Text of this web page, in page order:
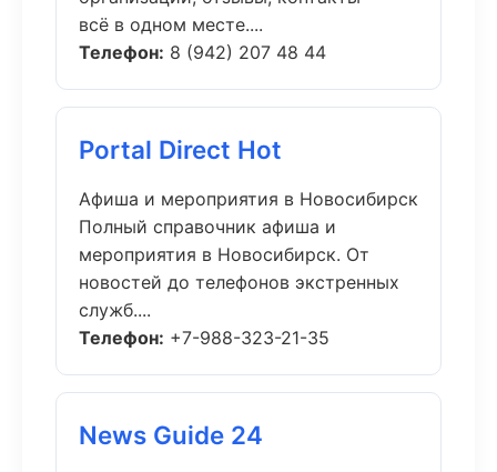
всё в одном месте....
Телефон: 8 (942) 207 48 44
Portal Direct Hot
Афиша и мероприятия в Новосибирск
Полный справочник афиша и
мероприятия в Новосибирск. От
новостей до телефонов экстренных
служб....
Телефон: +7-988-323-21-35
News Guide 24